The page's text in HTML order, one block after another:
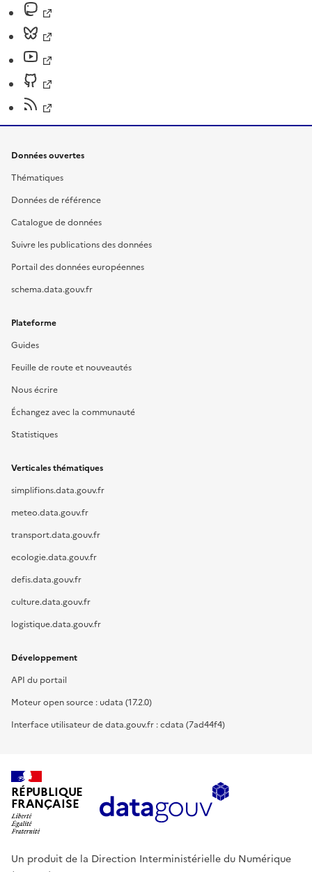
Données ouvertes
Thématiques
Données de référence
Catalogue de données
Suivre les publications des données
Portail des données européennes
schema.data.gouv.fr
Plateforme
Guides
Feuille de route et nouveautés
Nous écrire
Échangez avec la communauté
Statistiques
Verticales thématiques
simplifions.data.gouv.fr
meteo.data.gouv.fr
transport.data.gouv.fr
ecologie.data.gouv.fr
defis.data.gouv.fr
culture.data.gouv.fr
logistique.data.gouv.fr
Développement
API du portail
Moteur open source : udata (17.2.0)
Interface utilisateur de data.gouv.fr : cdata (7ad44f4)
RÉPUBLIQUE
FRANÇAISE
Un produit de la Direction Interministérielle du Numérique